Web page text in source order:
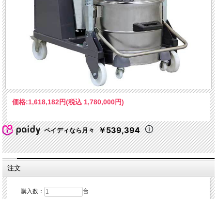
価格:1,618,182円(税込 1,780,000円)
ペイディなら月々 ￥539,394
注文
購入数： 台